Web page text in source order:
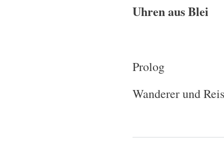
Uhren aus Blei
Prolog
Wanderer und